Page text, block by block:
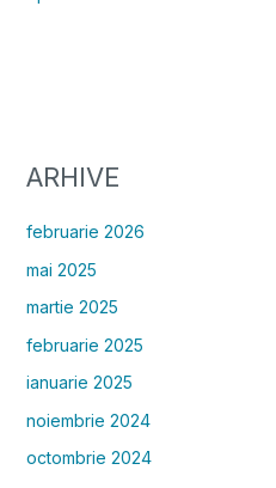
ARHIVE
februarie 2026
mai 2025
martie 2025
februarie 2025
ianuarie 2025
noiembrie 2024
octombrie 2024